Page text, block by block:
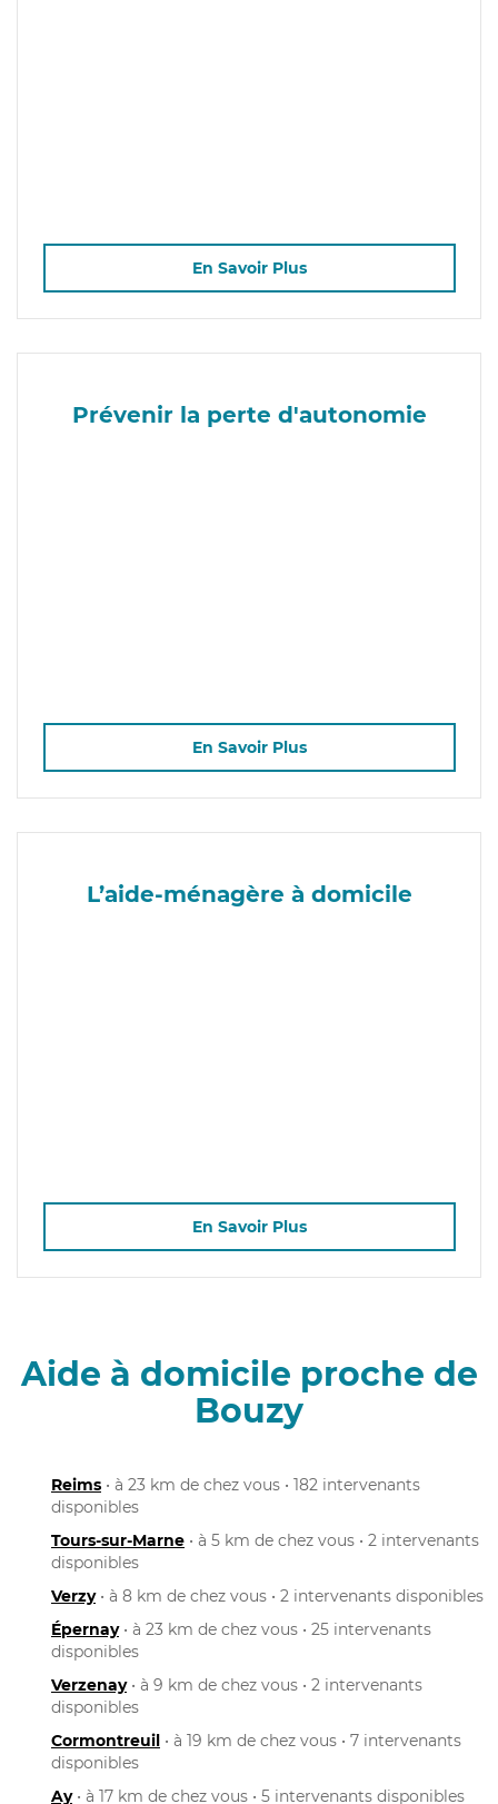
En Savoir Plus
Prévenir la perte d'autonomie
En Savoir Plus
L’aide-ménagère à domicile
En Savoir Plus
Aide à domicile proche de
Bouzy
Reims • à 23 km de chez vous • 182 intervenants
disponibles
Tours-sur-Marne • à 5 km de chez vous • 2 intervenants
disponibles
Verzy• à 8 km de chez vous • 2 intervenants disponibles
Épernay• à 23 km de chez vous • 25 intervenants
disponibles
Verzenay• à 9 km de chez vous • 2 intervenants
disponibles
Cormontreuil • à 19 km de chez vous • 7 intervenants
disponibles
Ay• à 17 km de chez vous • 5 intervenants disponibles